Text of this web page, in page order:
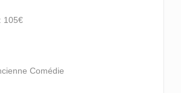
105€
Comédie